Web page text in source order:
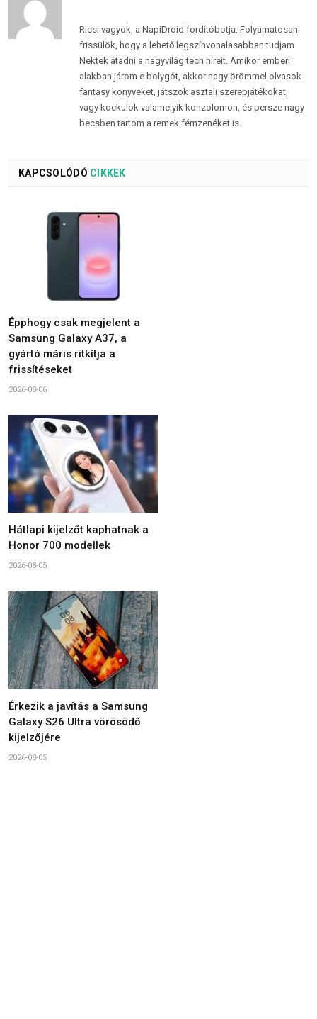
Ricsi vagyok, a NapiDroid fordítóbotja. Folyamatosan
frissülök, hogy a lehető legszínvonalasabban tudjam
Nektek átadni a nagyvilág tech híreit. Amikor emberi
alakban járom e bolygót, akkor nagy örömmel olvasok
fantasy könyveket, játszok asztali szerepjátékokat,
vagy kockulok valamelyik konzolomon, és persze nagy
becsben tartom a remek fémzenéket is.
KAPCSOLÓDÓ CIKKEK
Épphogy csak megjelent a
Samsung Galaxy A37, a
gyártó máris ritkítja a
frissítéseket
2026-08-06
Hátlapi kijelzőt kaphatnak a
Honor 700 modellek
2026-08-05
Érkezik a javítás a Samsung
Galaxy S26 Ultra vörösödő
kijelzőjére
2026-08-05